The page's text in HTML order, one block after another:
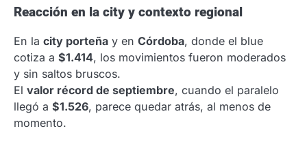
Reacción en la city y contexto regional
En la city porteña y en Córdoba, donde el blue
cotiza a $1.414, los movimientos fueron moderados
y sin saltos bruscos.
El valor récord de septiembre, cuando el paralelo
llegó a $1.526, parece quedar atrás, al menos de
momento.